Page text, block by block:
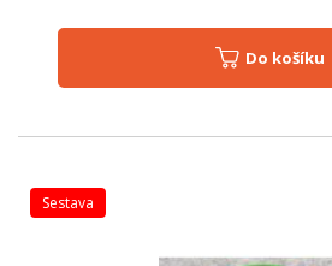
Do košíku
sestava